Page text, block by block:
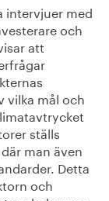
intervjuer med
och
att
vilka mål och
ställs
man även
Detta
och